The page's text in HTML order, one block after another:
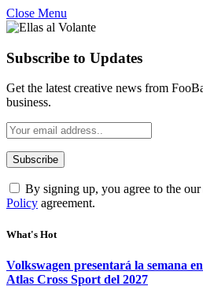
Close Menu
Subscribe to Updates
Get the latest creative news from
business.
By signing up, you agree to the
Policy agreement.
What's Hot
Volkswagen presentará la semana
Atlas Cross Sport del 2027